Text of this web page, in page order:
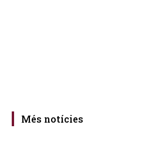
Més notícies